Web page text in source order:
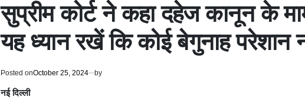
सुप्रीम कोर्ट ने कहा दहेज कानून के
यह ध्यान रखें कि कोई बेगुनाह परेशान
Posted onOctober 25, 2024 by
नई दिल्ली